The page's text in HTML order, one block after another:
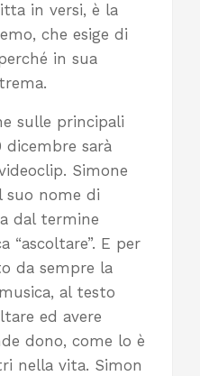
in versi, è la
che esige di
in sua
sulle principali
sarà
Simone
suo nome di
dal termine
“ascoltare”. E per
da sempre la
al testo
ed avere
dono, come lo è
nella vita. Simon